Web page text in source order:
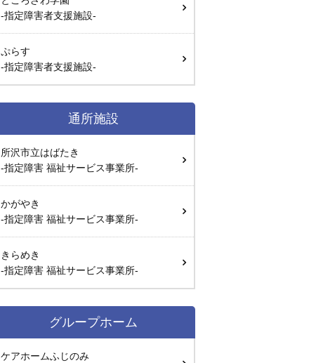
-指定障害者支援施設-
ぷらす
-指定障害者支援施設-
通所施設
所沢市立はばたき
-指定障害 福祉サービス事業所-
かがやき
-指定障害 福祉サービス事業所-
きらめき
-指定障害 福祉サービス事業所-
グループホーム
ケアホームふじのみ